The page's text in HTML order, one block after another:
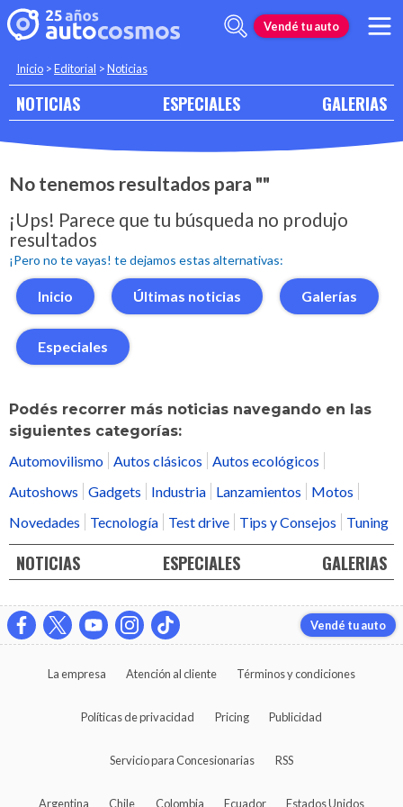
Vendé tu auto
Inicio >Editorial >Noticias
NOTICIAS ESPECIALES GALERIAS
No tenemos resultados para ""
¡Ups! Parece que tu búsqueda no produjo
resultados
¡Pero no te vayas! te dejamos estas alternativas:
Inicio Últimas noticias Galerías
Especiales
Podés recorrer más noticias navegando en las
siguientes categorías:
Automovilismo Autos clásicos
Autos ecológicos
Autoshows
Gadgets Industria Lanzamientos
Motos
Novedades
Tecnología Test drive Tips y Consejos Tuning
NOTICIAS ESPECIALES GALERIAS
Vendé tu auto
La empresa Atención al cliente Términos y condiciones
Políticas de privacidad Pricing Publicidad
Servicio para Concesionarias RSS
Argentina Chile Colombia Ecuador Estados Unidos